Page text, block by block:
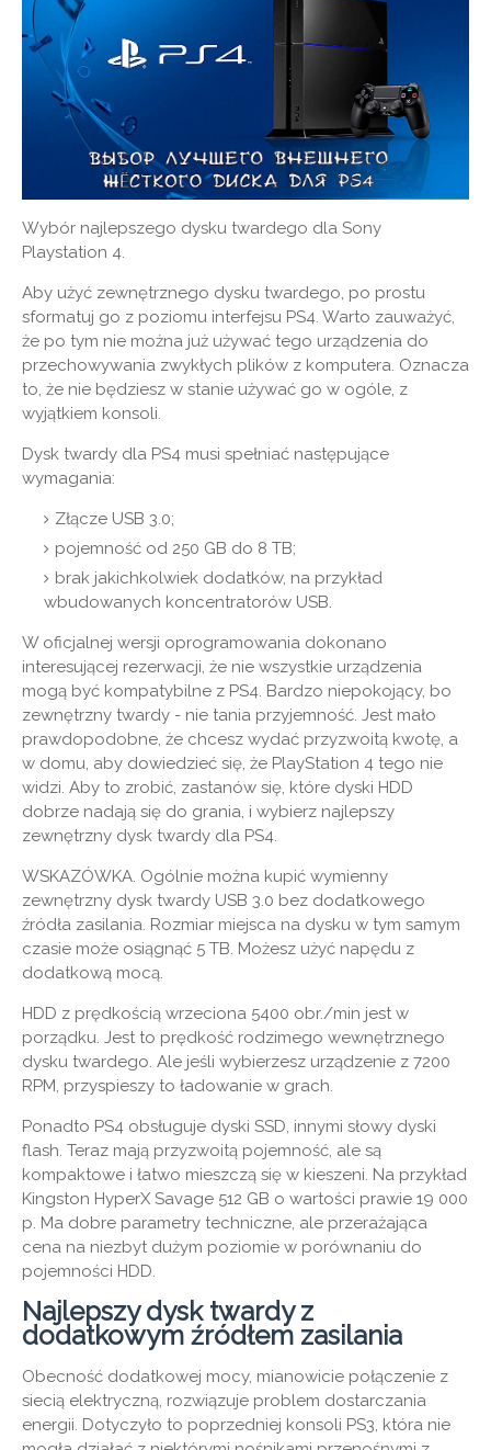
Wybór najlepszego dysku twardego dla Sony
Playstation 4.
Aby użyć zewnętrznego dysku twardego, po prostu
sformatuj go z poziomu interfejsu PS4. Warto zauważyć,
że po tym nie można już używać tego urządzenia do
przechowywania zwykłych plików z komputera. Oznacza
to, że nie będziesz w stanie używać go w ogóle, z
wyjątkiem konsoli.
Dysk twardy dla PS4 musi spełniać następujące
wymagania:
Złącze USB 3.0;
pojemność od 250 GB do 8 TB;
brak jakichkolwiek dodatków, na przykład
wbudowanych koncentratorów USB.
W oficjalnej wersji oprogramowania dokonano
interesującej rezerwacji, że nie wszystkie urządzenia
mogą być kompatybilne z PS4. Bardzo niepokojący, bo
zewnętrzny twardy - nie tania przyjemność. Jest mało
prawdopodobne, że chcesz wydać przyzwoitą kwotę, a
w domu, aby dowiedzieć się, że PlayStation 4 tego nie
widzi. Aby to zrobić, zastanów się, które dyski HDD
dobrze nadają się do grania, i wybierz najlepszy
zewnętrzny dysk twardy dla PS4.
WSKAZÓWKA. Ogólnie można kupić wymienny
zewnętrzny dysk twardy USB 3.0 bez dodatkowego
źródła zasilania. Rozmiar miejsca na dysku w tym samym
czasie może osiągnąć 5 TB. Możesz użyć napędu z
dodatkową mocą.
HDD z prędkością wrzeciona 5400 obr./min jest w
porządku. Jest to prędkość rodzimego wewnętrznego
dysku twardego. Ale jeśli wybierzesz urządzenie z 7200
RPM, przyspieszy to ładowanie w grach.
Ponadto PS4 obsługuje dyski SSD, innymi słowy dyski
flash. Teraz mają przyzwoitą pojemność, ale są
kompaktowe i łatwo mieszczą się w kieszeni. Na przykład
Kingston HyperX Savage 512 GB o wartości prawie 19 000
p. Ma dobre parametry techniczne, ale przerażająca
cena na niezbyt dużym poziomie w porównaniu do
pojemności HDD.
Najlepszy dysk twardy z
dodatkowym źródłem zasilania
Obecność dodatkowej mocy, mianowicie połączenie z
siecią elektryczną, rozwiązuje problem dostarczania
energii. Dotyczyło to poprzedniej konsoli PS3, która nie